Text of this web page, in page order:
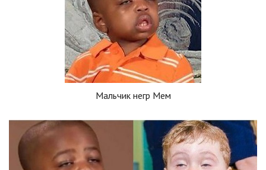
Мальчик негр Мем